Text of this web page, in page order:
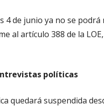
4 de junio ya no se
al artículo 388 de la
políticas
quedará suspendida